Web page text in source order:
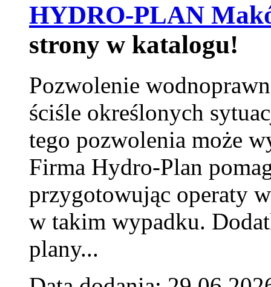
HYDRO-PLAN
strony w katalogu!
Pozwolenie
ściśle określonych
tego pozwolenia może
Firma Hydro-Plan
przygotowując operaty
w takim wypadku.
plany...